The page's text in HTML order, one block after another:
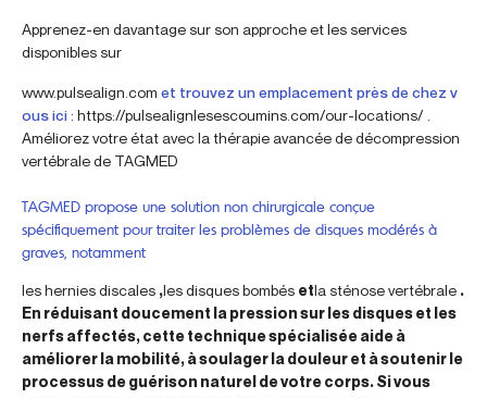
Apprenez-en davantage sur son approche et les services
disponibles sur
www.pulsealign.com et trouvez un emplacement près de chez v
ous ici : https://pulsealignlesescoumins.com/our-locations/
Améliorez votre état avec la thérapie avancée de décompression
vertébrale de TAGMED
TAGMED propose une solution non chirurgicale conçue
spécifiquement pour traiter les problèmes de disques modérés à
graves, notamment
les hernies discales ,les disques bombés etla sténose vertébrale .
En réduisant doucement la pression sur les disques et les
nerfs affectés, cette technique spécialisée aide à
améliorer la mobilité, à soulager la douleur et à soutenir le
processus de guérison naturel de votre corps. Si vous